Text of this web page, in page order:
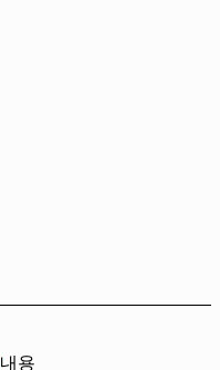
내용